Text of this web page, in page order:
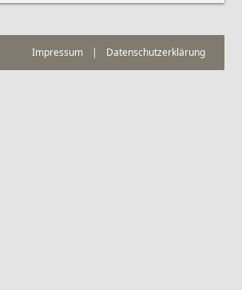
Impressum | Datenschutzerklärung